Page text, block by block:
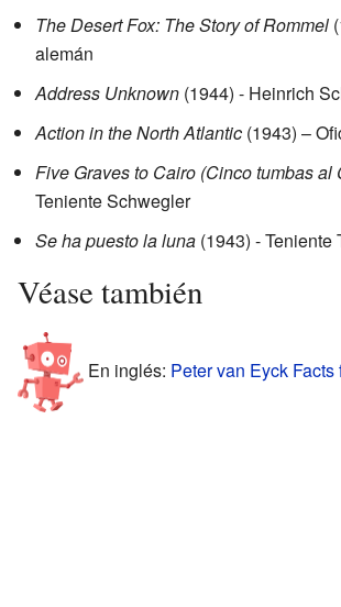
The Desert Fox: The Story of Rommel
alemán
Address Unknown (1944) - Heinrich
Action in the North Atlantic (1943) –
Five Graves to Cairo (Cinco tumbas al
Teniente Schwegler
Se ha puesto la luna (1943) - Teniente
Véase también
En inglés: Peter van Eyck Facts